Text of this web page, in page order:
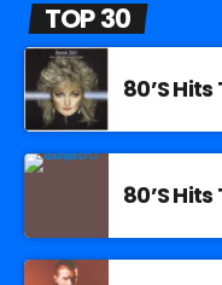
TOP 30
80’S
80’S